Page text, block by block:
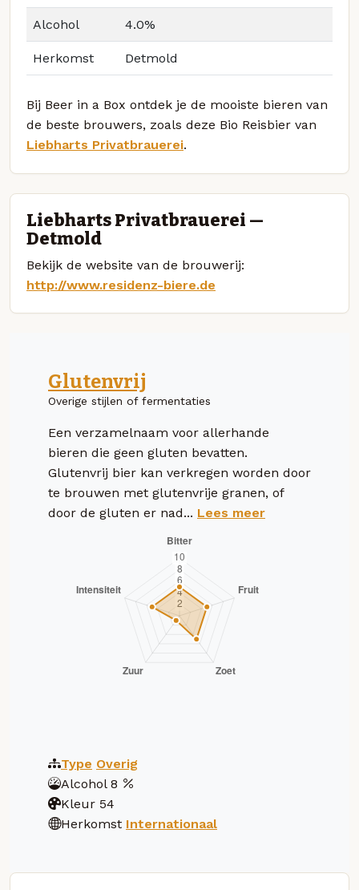
Alcohol 4.0%
Herkomst Detmold
Bij Beer in a Box ontdek je de mooiste bieren van
de beste brouwers, zoals deze Bio Reisbier van
Liebharts Privatbrauerei.
Liebharts Privatbrauerei —
Detmold
Bekijk de website van de brouwerij:
http://www.residenz-biere.de
Glutenvrij
Overige stijlen of fermentaties
Een verzamelnaam voor allerhande
bieren die geen gluten bevatten.
Glutenvrij bier kan verkregen worden door
te brouwen met glutenvrije granen, of
door de gluten er nad... Lees meer
Type Overig
Alcohol 8
Kleur 54
Herkomst Internationaal